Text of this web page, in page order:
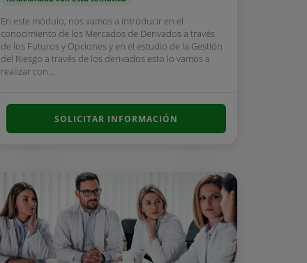
En este módulo, nos vamos a introducir en el
conocimiento de los Mercados de Derivados a través
de los Futuros y Opciones y en el estudio de la Gestión
del Riesgo a través de los derivados esto lo vamos a
realizar con...
SOLICITAR INFORMACIÓN